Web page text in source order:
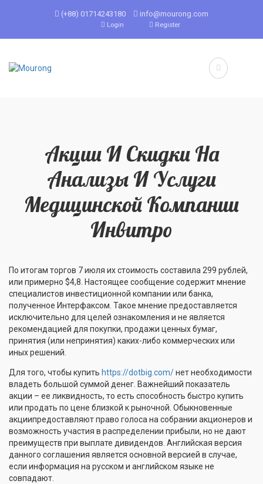
(+88) 01714243180 info@mourong.com
Login Register
Акции И Скидки На
Анализы И Услуги
Медицинской Компании
Инвитро
По итогам торгов 7 июля их стоимость составила 299 рублей,
или примерно $4,8. Настоящее сообщение содержит мнение
специалистов инвестиционной компании или банка,
полученное Интерфаксом. Такое мнение предоставляется
исключительно для целей ознакомления и не является
рекомендацией для покупки, продажи ценных бумаг,
принятия (или непринятия) каких-либо коммерческих или
иных решений.
Для того, чтобы купить https://dotbig.com/нет необходимости
владеть большой суммой денег. Важнейший показатель
акции – ее ликвидность, то есть способность быстро купить
или продать по цене близкой к рыночной. Обыкновенные
акциипредоставляют право голоса на собрании акционеров и
возможность участия в распределении прибыли, но не дают
преимуществ при выплате дивидендов. Английская версия
данного соглашения является основной версией в случае,
если информация на русском и английском языке не
совпадают.